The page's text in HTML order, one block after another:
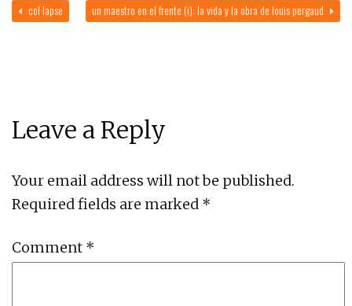
un maestro en el frente (i): la vida y la obra de louis pergaud
col·lapse
Leave a Reply
Your email address will not be published.
Required fields are marked *
Comment *